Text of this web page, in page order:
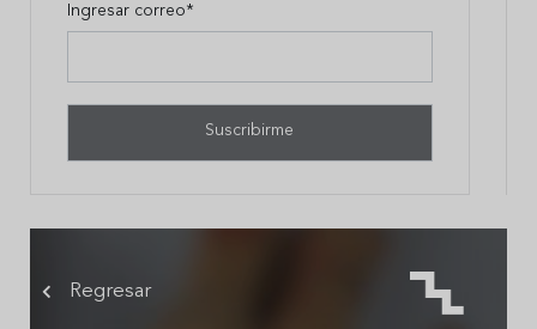
Ingresar correo*
Regresar